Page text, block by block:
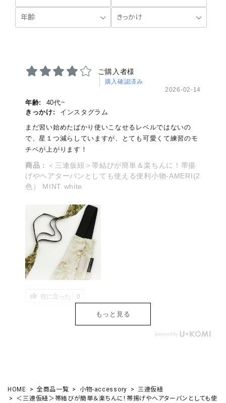
ご購入者様
購入確認済み
2026-02-14
年齢:
40代~
きっかけ:
インスタグラム
まだ習い始めたばかり使いこなせるレベルではないの
で、星１つ減らしていますが、とても可愛くて練習のモ
チベが上がります！
商品：
＜三連仮紐＞帯結びが簡単＆楽ちんに！帯揚
げやヘアターバンとしても使える便利小物-AMERI(2
色） MINT white
役に立った 0
もっと見る
HOME 全商品一覧 小物-accessory
三連仮紐
＜三連仮紐＞帯結びが簡単＆楽ちんに！帯揚げやヘアターバンとしても使